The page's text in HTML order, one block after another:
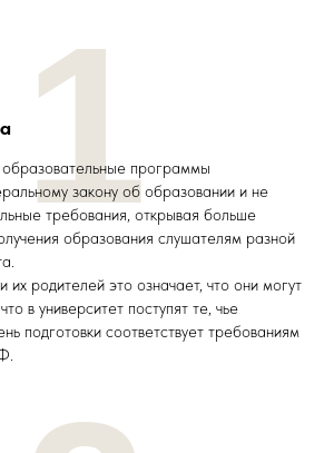
программы
закону об образовании и не
требования, открывая больше
образования слушателям разной
их родителей это означает, что они могут
в университет поступят те, чье
подготовки соответствует требованиям
1